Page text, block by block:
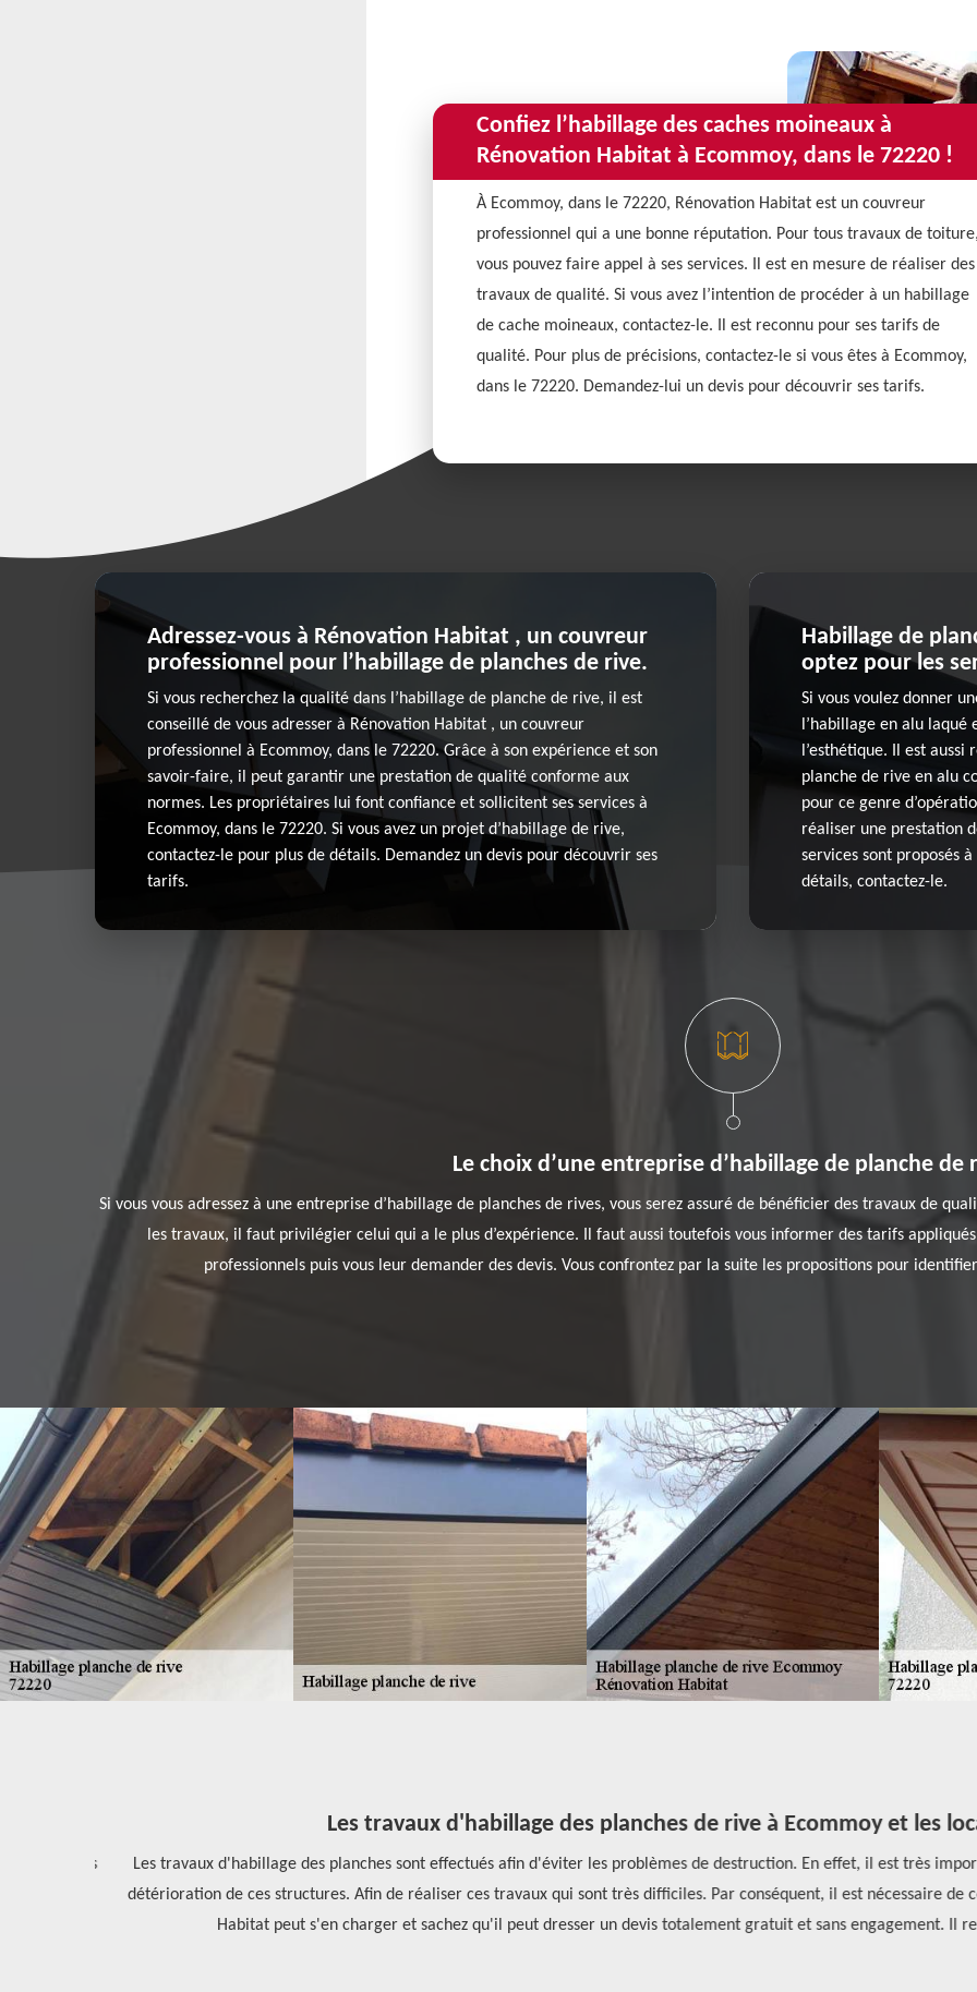
Confiez l’habillage des caches moineaux à
Rénovation Habitat à Ecommoy, dans le 72220 !
À Ecommoy, dans le 72220, Rénovation Habitat est un couvreur
professionnel qui a une bonne réputation. Pour tous travaux de
vous pouvez faire appel à ses services. Il est en mesure de réaliser des
travaux de qualité. Si vous avez l’intention de procéder à un habillage
de cache moineaux, contactez-le. Il est reconnu pour ses tarifs de
qualité. Pour plus de précisions, contactez-le si vous êtes à Ecommoy,
dans le 72220. Demandez-lui un devis pour découvrir ses tarifs.
Adressez-vous à Rénovation Habitat , un couvreur
professionnel pour l’habillage de planches de rive.
Si vous recherchez la qualité dans l’habillage de planche de rive, il est
conseillé de vous adresser à Rénovation Habitat , un couvreur
professionnel à Ecommoy, dans le 72220. Grâce à son expérience et son
savoir-faire, il peut garantir une prestation de qualité conforme aux
normes. Les propriétaires lui font confiance et sollicitent ses services à
Ecommoy, dans le 72220. Si vous avez un projet d’habillage de rive,
contactez-le pour plus de détails. Demandez un devis pour découvrir ses
tarifs.
Habillage de
optez pour les
Si vous voulez donner
l’habillage en alu laqué
l’esthétique. Il est
planche de rive en alu
pour ce genre
réaliser une prestation
services sont proposés
détails, contactez-le.
Le choix d’une entreprise d’habillage de planche de
Si vous vous adressez à une entreprise d’habillage de planches de rives, vous serez assuré de bénéficier des travaux de
les travaux, il faut privilégier celui qui a le plus d’expérience. Il faut aussi toutefois vous informer des tarifs
professionnels puis vous leur demander des devis. Vous confrontez par la suite les propositions pour
Les travaux d'habillage des planches de rive à Ecommoy et les
Les travaux d'habillage des planches sont effectués afin d'éviter les problèmes de destruction. En effet, il est très
détérioration de ces structures. Afin de réaliser ces travaux qui sont très difficiles. Par conséquent, il est nécessaire de
Habitat peut s'en charger et sachez qu'il peut dresser un devis totalement gratuit et sans engagement. Il